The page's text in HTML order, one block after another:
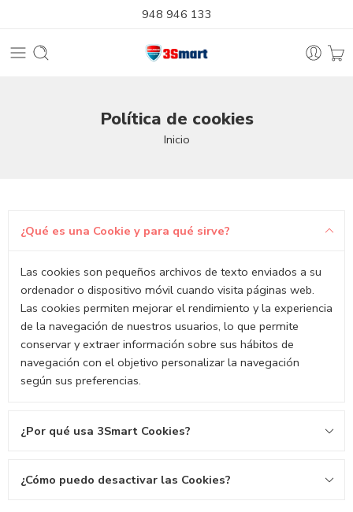
948 946 133
Política de cookies
Inicio
¿Qué es una Cookie y para qué sirve?
Las cookies son pequeños archivos de texto enviados a su
ordenador o dispositivo móvil cuando visita páginas web.
Las cookies permiten mejorar el rendimiento y la experiencia
de la navegación de nuestros usuarios, lo que permite
conservar y extraer información sobre sus hábitos de
navegación con el objetivo personalizar la navegación
según sus preferencias.
¿Por qué usa 3Smart Cookies?
¿Cómo puedo desactivar las Cookies?